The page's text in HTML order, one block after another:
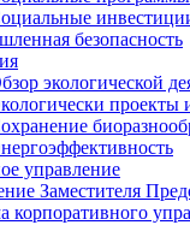
безопасность
экологической
проекты
управление
Заместителя
корпоративного